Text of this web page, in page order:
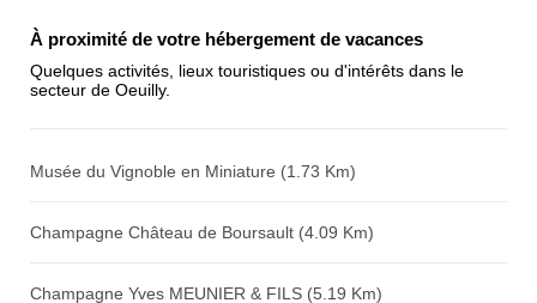
Antispam - Combien font 7x4 (en
chiffres) :
À proximité de votre hébergement de vacances
Quelques activités, lieux touristiques ou d'intérêts dans le
secteur de Oeuilly.
Musée du Vignoble en Miniature (1.73 Km)
Champagne Château de Boursault (4.09 Km)
Champagne Yves MEUNIER & FILS (5.19 Km)